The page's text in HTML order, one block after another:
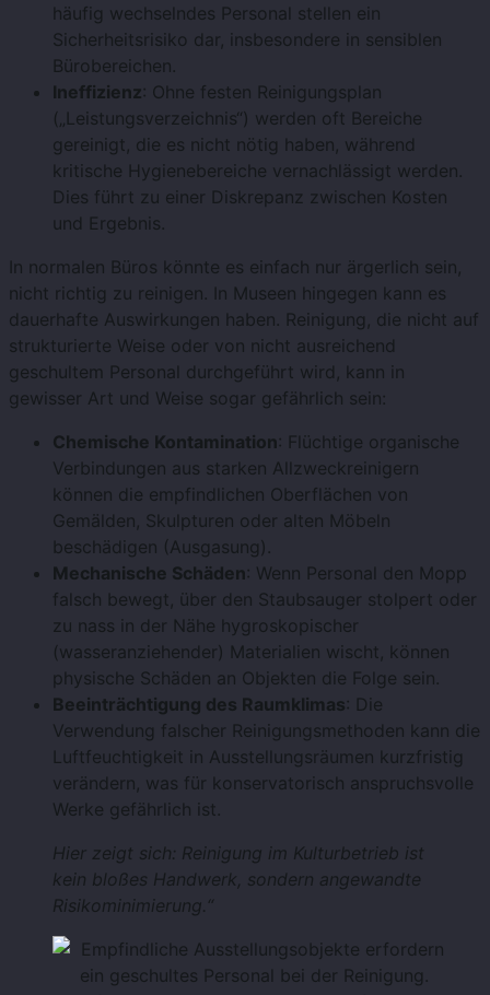
häufig wechselndes Personal stellen ein
Sicherheitsrisiko dar, insbesondere in sensiblen
Bürobereichen.
Ineffizienz: Ohne festen Reinigungsplan
(„Leistungsverzeichnis“) werden oft Bereiche
gereinigt, die es nicht nötig haben, während
kritische Hygienebereiche vernachlässigt werden.
Dies führt zu einer Diskrepanz zwischen Kosten
und Ergebnis.
In normalen Büros könnte es einfach nur ärgerlich sein,
nicht richtig zu reinigen. In Museen hingegen kann es
dauerhafte Auswirkungen haben. Reinigung, die nicht auf
strukturierte Weise oder von nicht ausreichend
geschultem Personal durchgeführt wird, kann in
gewisser Art und Weise sogar gefährlich sein:
Chemische Kontamination: Flüchtige organische
Verbindungen aus starken Allzweckreinigern
können die empfindlichen Oberflächen von
Gemälden, Skulpturen oder alten Möbeln
beschädigen (Ausgasung).
Mechanische Schäden: Wenn Personal den Mopp
falsch bewegt, über den Staubsauger stolpert oder
zu nass in der Nähe hygroskopischer
(wasseranziehender) Materialien wischt, können
physische Schäden an Objekten die Folge sein.
Beeinträchtigung des Raumklimas: Die
Verwendung falscher Reinigungsmethoden kann die
Luftfeuchtigkeit in Ausstellungsräumen kurzfristig
verändern, was für konservatorisch anspruchsvolle
Werke gefährlich ist.
Hier zeigt sich: Reinigung im Kulturbetrieb ist
kein bloßes Handwerk, sondern angewandte
Risikominimierung.“